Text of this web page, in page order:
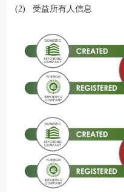
(2) 受益所有人信息